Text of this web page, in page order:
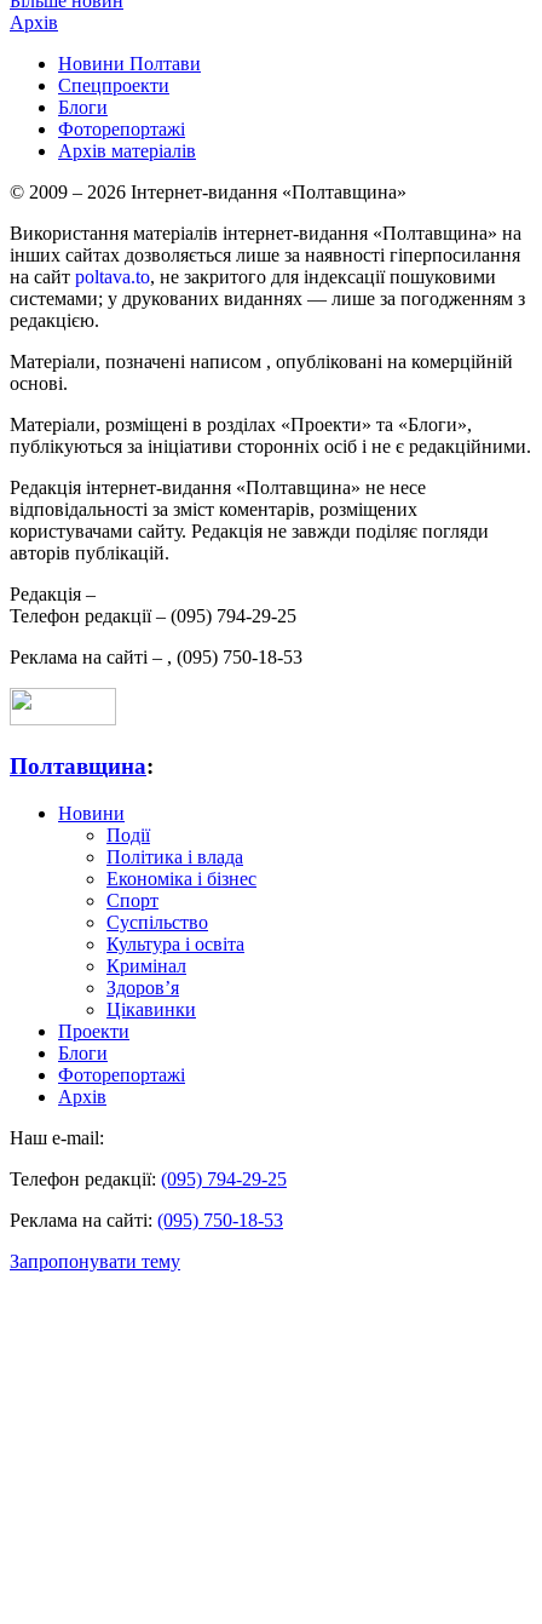
Архів
Новини Полтави
Спецпроекти
Блоги
Фоторепортажі
Архів матеріалів
© 2009 – 2026 Інтернет-видання «Полтавщина»
Використання матеріалів інтернет-видання «Полтавщина» на
інших сайтах дозволяється лише за наявності гіперпосилання
на сайт poltava.to, не закритого для індексації пошуковими
системами; у друкованих виданнях — лише за погодженням з
редакцією.
Матеріали, позначені написом , опубліковані на комерційній
основі.
Матеріали, розміщені в розділах «Проекти» та «Блоги»,
публікуються за ініціативи сторонніх осіб і не є редакційними.
Редакція інтернет-видання «Полтавщина» не несе
відповідальності за зміст коментарів, розміщених
користувачами сайту. Редакція не завжди поділяє погляди
авторів публікацій.
Редакція –
Телефон редакції – (095) 794-29-25
Реклама на сайті – , (095) 750-18-53
Полтавщина:
Новини
Події
Політика і влада
Економіка і бізнес
Спорт
Суспільство
Культура і освіта
Кримінал
Здоров’я
Цікавинки
Проекти
Блоги
Фоторепортажі
Архів
Наш e-mail:
Телефон редакції: (095) 794-29-25
Реклама на сайті: (095) 750-18-53
Запропонувати тему